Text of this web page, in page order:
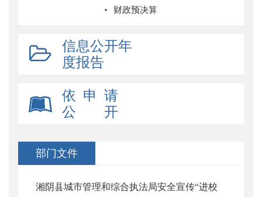
财政预决算
信息公开年
度报告
依 申 请
公 开
部门文件
湘阴县城市管理和综合执法局安全宣传“进校